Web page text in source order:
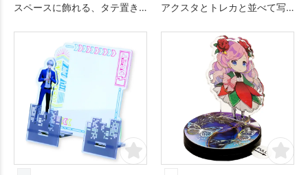
スペースに飾れる、タテ置き
す。
アクスタとトレカと並べて写